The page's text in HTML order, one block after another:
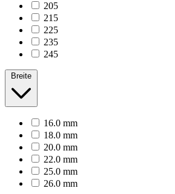
205
215
225
235
245
Breite
16.0 mm
18.0 mm
20.0 mm
22.0 mm
25.0 mm
26.0 mm